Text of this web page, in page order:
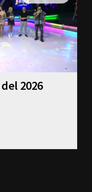
2026